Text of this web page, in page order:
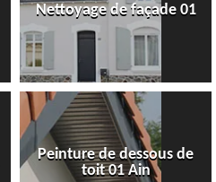
Nettoyage de façade 01
Peinture de dessous de
toit 01 Ain